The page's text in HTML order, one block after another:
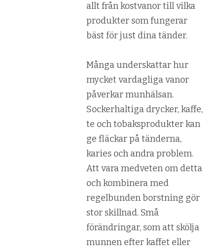
allt från kostvanor till vilka
produkter som fungerar
bäst för just dina tänder.
Många underskattar hur
mycket vardagliga vanor
påverkar munhälsan.
Sockerhaltiga drycker, kaffe,
te och tobaksprodukter kan
ge fläckar på tänderna,
karies och andra problem.
Att vara medveten om detta
och kombinera med
regelbunden borstning gör
stor skillnad. Små
förändringar, som att skölja
munnen efter kaffet eller